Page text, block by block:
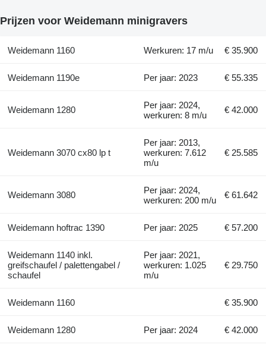
Prijzen voor Weidemann minigravers
Weidemann 1160 Werkuren: 17 m/u € 35.900
Weidemann 1190e Per jaar: 2023 € 55.335
Weidemann 1280
Per jaar: 2024,
werkuren: 8 m/u
€ 42.000
Weidemann 3070 cx80 lp t
Per jaar: 2013,
werkuren: 7.612
m/u
€ 25.585
Weidemann 3080
Per jaar: 2024,
werkuren: 200 m/u
€ 61.642
Weidemann hoftrac 1390 Per jaar: 2025 € 57.200
Weidemann 1140 inkl.
greifschaufel / palettengabel /
schaufel
Per jaar: 2021,
werkuren: 1.025
m/u
€ 29.750
Weidemann 1160 € 35.900
Weidemann 1280 Per jaar: 2024 € 42.000